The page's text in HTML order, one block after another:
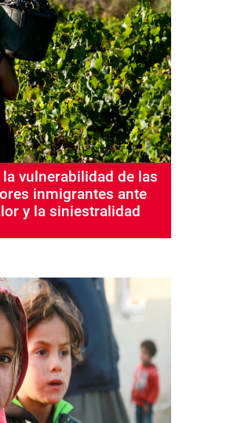
la vulnerabilidad de las
inmigrantes ante
y la siniestralidad